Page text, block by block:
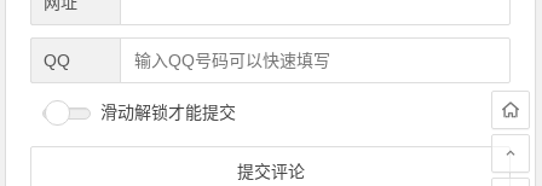
QQ
滑动解锁才能提交